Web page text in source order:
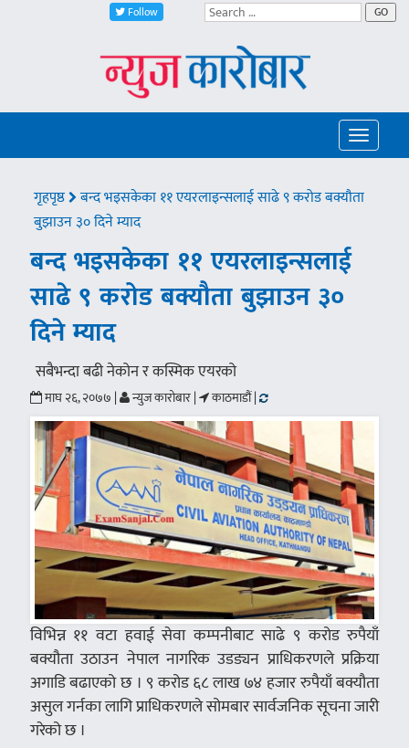
Follow GO
Toggle
गृहपृष्ठ
बन्द भइसकेका ११ एयरलाइन्सलाई साढे ९ करोड बक्यौता
बुझाउन ३० दिने म्याद
बन्द भइसकेका ११ एयरलाइन्सलाई
साढे ९ करोड बक्यौता बुझाउन ३०
दिने म्याद
सबैभन्दा बढी नेकोन र कस्मिक एयरको
माघ २६, २०७७ | न्युज कारोबार | काठमाडौं |
विभिन्न ११ वटा हवाई सेवा कम्पनीबाट साढे ९ करोड रुपैयाँ
बक्यौता उठाउन नेपाल नागरिक उडड्यन प्राधिकरणले प्रक्रिया
अगाडि बढाएको छ । ९ करोड ६८ लाख ७४ हजार रुपैयाँ बक्यौता
असुल गर्नका लागि प्राधिकरणले सोमबार सार्वजनिक सूचना जारी
गरेको छ ।